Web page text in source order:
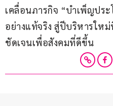
เคลื่อนภารกิจ “บำเพ็ญปร
อย่างแท้จริง สู่ปีบริหารให
ชัดเจนเพื่อสังคมที่ดีขึ้น